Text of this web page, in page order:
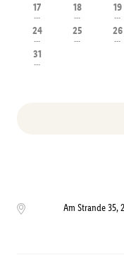
17
---
18
---
19
---
24
---
25
---
26
---
31
---
Am Strande 35,